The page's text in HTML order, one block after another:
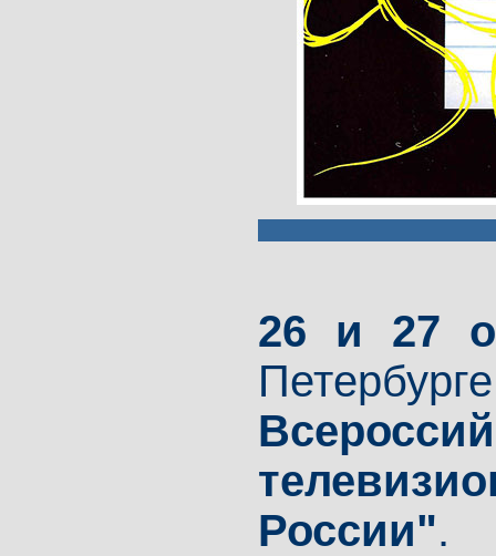
26 и 27
России".